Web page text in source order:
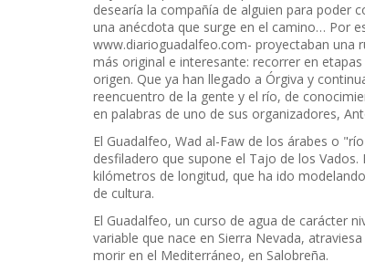
desearía la compañía de alguien para poder
una anécdota que surge en el camino… Por
www.diarioguadalfeo.com- proyectaban una
más original e interesante: recorrer en
origen. Que ya han llegado a Órgiva y
reencuentro de la gente y el río, de
en palabras de uno de sus organizadores,
El Guadalfeo, Wad al-Faw de los árabes o
desfiladero que supone el Tajo de los
kilómetros de longitud, que ha ido
de cultura.
El Guadalfeo, un curso de agua de carácter
variable que nace en Sierra Nevada,
morir en el Mediterráneo, en Salobreña.